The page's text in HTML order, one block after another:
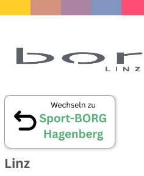
Linz